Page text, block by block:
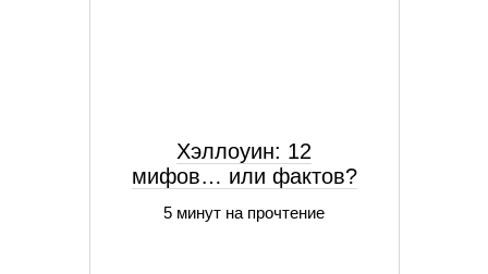
Хэллоуин: 12
мифов… или фактов?
5 минут на прочтение